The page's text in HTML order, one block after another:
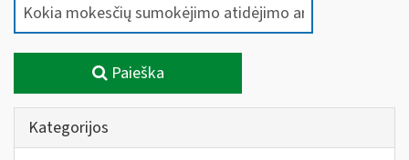
Paieška
Kategorijos